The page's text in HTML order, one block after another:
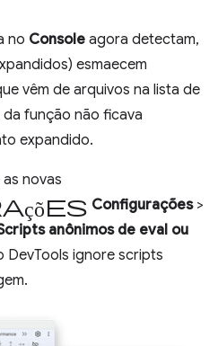
no Console agora detectam,
esmaecem
vêm de arquivos na lista de
função não ficava
expandido.
novas
Configurações>
anônimos de eval ou
DevTools ignore scripts